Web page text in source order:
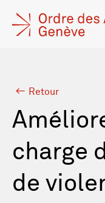
Retour
charge
de